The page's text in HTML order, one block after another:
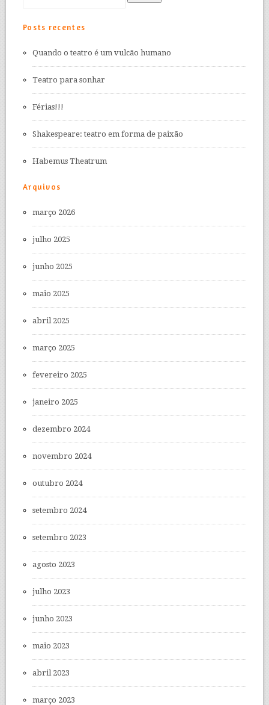
Posts recentes
Quando o teatro é um vulcão humano
Teatro para sonhar
Férias!!!
Shakespeare: teatro em forma de paixão
Habemus Theatrum
Arquivos
março 2026
julho 2025
junho 2025
maio 2025
abril 2025
março 2025
fevereiro 2025
janeiro 2025
dezembro 2024
novembro 2024
outubro 2024
setembro 2024
setembro 2023
agosto 2023
julho 2023
junho 2023
maio 2023
abril 2023
março 2023